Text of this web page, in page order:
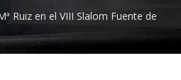
Ruiz en el VIII Slalom Fuente de